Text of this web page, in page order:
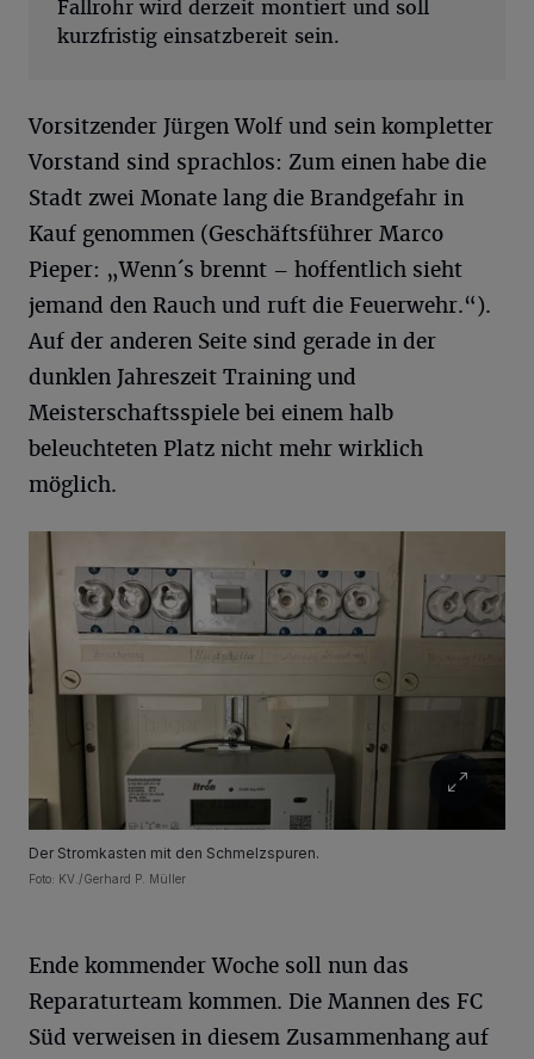
Fallrohr wird derzeit montiert und soll
kurzfristig einsatzbereit sein.
Vorsitzender Jürgen Wolf und sein kompletter
Vorstand sind sprachlos: Zum einen habe die
Stadt zwei Monate lang die Brandgefahr in
Kauf genommen (Geschäftsführer Marco
Pieper: „Wenn´s brennt – hoffentlich sieht
jemand den Rauch und ruft die Feuerwehr.“).
Auf der anderen Seite sind gerade in der
dunklen Jahreszeit Training und
Meisterschaftsspiele bei einem halb
beleuchteten Platz nicht mehr wirklich
möglich.
Der Stromkasten mit den Schmelzspuren.
Foto: KV./Gerhard P. Müller
Ende kommender Woche soll nun das
Reparaturteam kommen. Die Mannen des FC
Süd verweisen in diesem Zusammenhang auf